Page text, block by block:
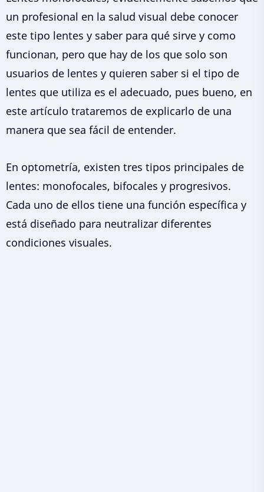
un profesional en la salud visual debe conocer
este tipo lentes y saber para qué sirve y como
funcionan, pero que hay de los que solo son
usuarios de lentes y quieren saber si el tipo de
lentes que utiliza es el adecuado, pues bueno, en
este artículo trataremos de explicarlo de una
manera que sea fácil de entender.
En optometría, existen tres tipos principales de
lentes: monofocales, bifocales y progresivos.
Cada uno de ellos tiene una función específica y
está diseñado para neutralizar diferentes
condiciones visuales.